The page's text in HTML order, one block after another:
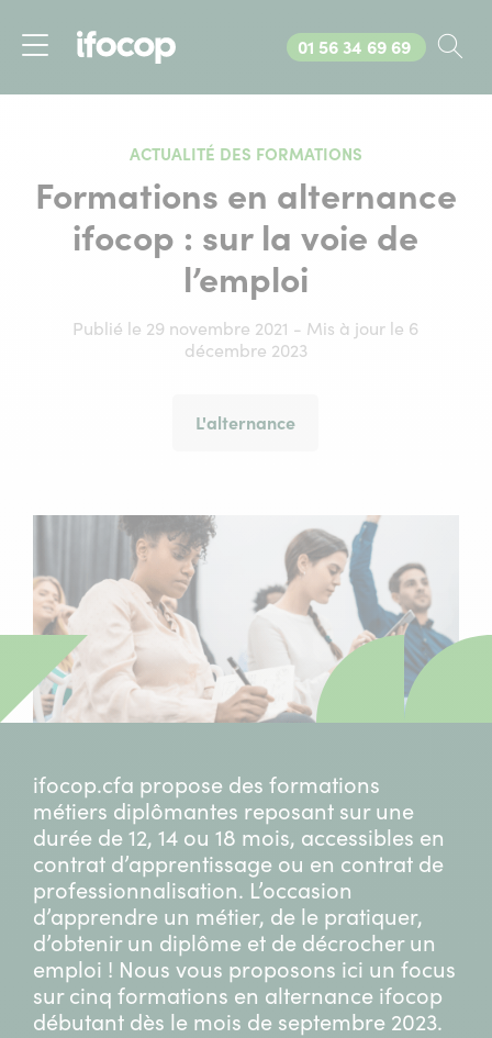
Menu
Appelez-nous au
01 56 34 69 69
ACTUALITÉ DES FORMATIONS
Formations en alternance
ifocop : sur la voie de
l’emploi
Publié le 29 novembre 2021 - Mis à jour le 6
décembre 2023
L'alternance
ifocop.cfa propose des formations
métiers diplômantes reposant sur une
durée de 12, 14 ou 18 mois, accessibles en
contrat d’apprentissage ou en contrat de
professionnalisation. L’occasion
d’apprendre un métier, de le pratiquer,
d’obtenir un diplôme et de décrocher un
emploi ! Nous vous proposons ici un focus
sur cinq formations en alternance ifocop
débutant dès le mois de septembre 2023.